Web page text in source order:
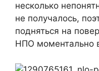
несколько
не получалось,
подняться на
НПО моментально